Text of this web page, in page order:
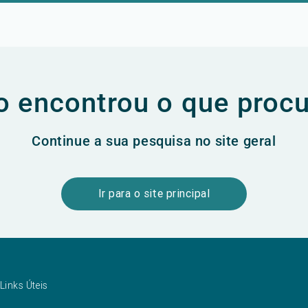
encontrou o que
Continue a sua pesquisa no site geral
Ir para o site principal
Links Úteis